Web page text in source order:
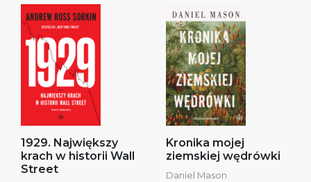
1929. Największy
krach w historii Wall
Street
Kronika mojej
ziemskiej wędrówki
Daniel Mason